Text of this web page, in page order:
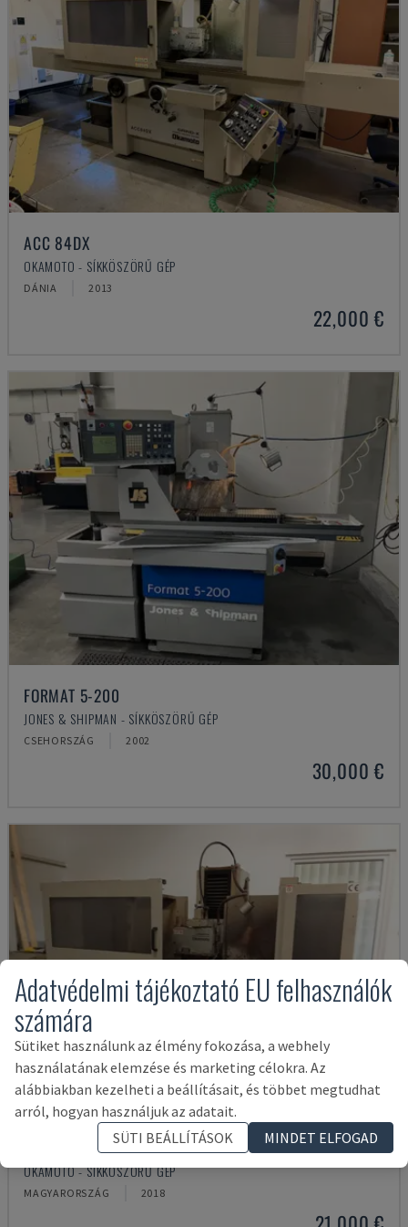
ACC 84DX
OKAMOTO - SÍKKÖSZÖRŰ GÉP
DÁNIA 2013
22,000 €
FORMAT 5-200
JONES & SHIPMAN - SÍKKÖSZÖRŰ GÉP
CSEHORSZÁG 2002
30,000 €
OKAMOTO - SÍKKÖSZÖRŰ GÉP
MAGYARORSZÁG 2018
Adatvédelmi tájékoztató EU felhasználók
számára
Sütiket használunk az élmény fokozása, a webhely
használatának elemzése és marketing célokra. Az
alábbiakban kezelheti a beállításait, és többet megtudhat
arról, hogyan használjuk az adatait.
SÜTI BEÁLLÍTÁSOK
MINDET ELFOGAD